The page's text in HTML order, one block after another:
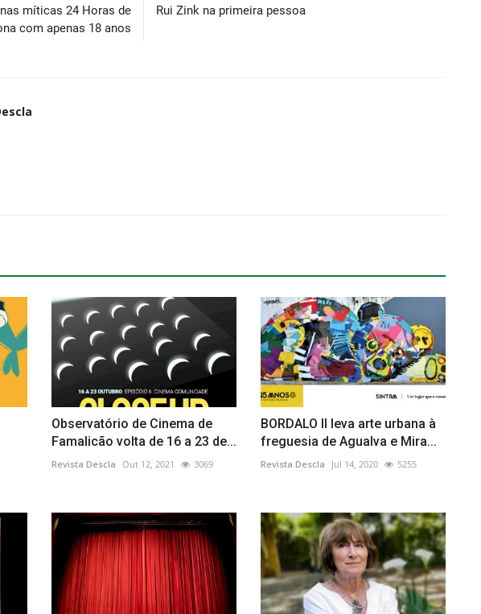
míticas 24 Horas de
com apenas 18 anos
Rui Zink na primeira pessoa
Observatório de Cinema de
Famalicão volta de 16 a 23 de...
Revista Descla Out 12, 2021 3069
BORDALO II leva arte urbana à
freguesia de Agualva e Mira...
Revista Descla Jul 14, 2020 5255